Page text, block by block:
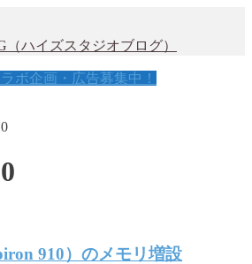
ボ企画・広告募集中！
910）のメモリ増設